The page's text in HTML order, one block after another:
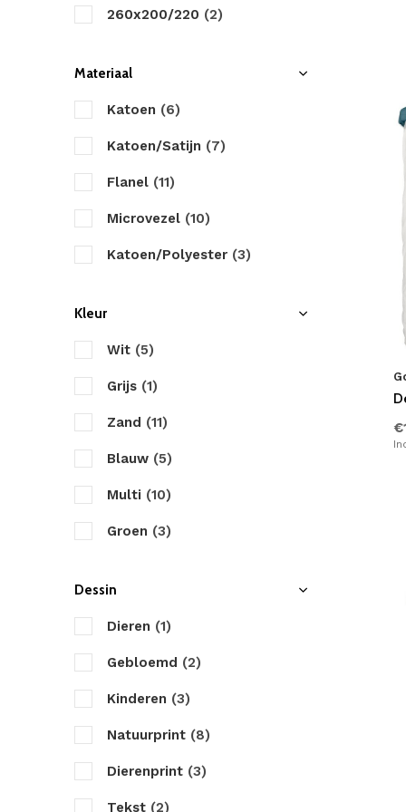
260x200/220 (2)
Materiaal
Katoen (6)
Katoen/Satijn (7)
Flanel (11)
Microvezel (10)
Katoen/Polyester (3)
Kleur
Wit (5)
Grijs (1)
Zand (11)
Blauw (5)
Multi (10)
Groen (3)
Dessin
Dieren (1)
Gebloemd (2)
Kinderen (3)
Natuurprint (8)
Dierenprint (3)
Tekst (2)